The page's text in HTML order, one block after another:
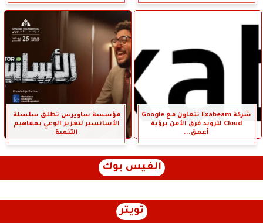
شركة Exabeam تتعاون مع Google
Cloud لتزويد فرق الأمن برؤية
أعمق...
مؤسسة ساويرس تطلق سلسلة
الأسانسير لتعزيز الوعي بمفاهيم
التنمية
الفيس بوك
تويتر